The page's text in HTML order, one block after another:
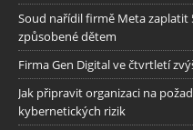
Soud nařídil firmě Meta zaplatit
způsobené dětem
Firma Gen Digital ve čtvrtletí
Jak připravit organizaci na
kybernetických rizik